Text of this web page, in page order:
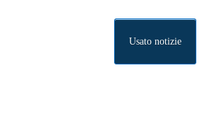
Usato notizie